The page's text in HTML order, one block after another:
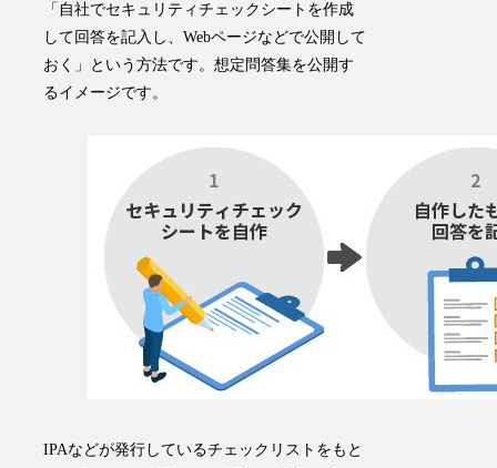
「 自社でセキュリティチェックシートを作成
して回答を記入し、Webページなどで公開して
おく
」という方法です。想定問答集を公開す
るイメージです。
IPAなどが発行しているチェックリストをもと